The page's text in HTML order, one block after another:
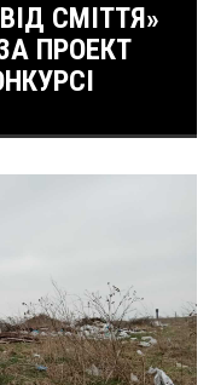
СМІТТЯ»
ПРОЕКТ